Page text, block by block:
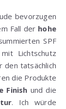
bevorzugen
Fall der hohe
SPF
Lichtschutz
den tatsächlich
die Produkte
Finish und die
. Ich würde